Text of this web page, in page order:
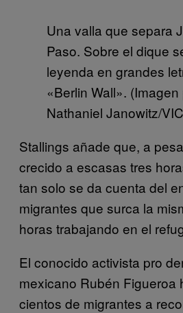
Una valla que separa
Paso. Sobre el dique
leyenda en grandes
«Berlin Wall». (Imagen
Nathaniel Janowitz/
Stallings añade que, a
crecido a escasas tres
tan solo se da cuenta del
migrantes que surca la
horas trabajando en el
El conocido activista pro
mexicano Rubén Figueroa
cientos de migrantes a